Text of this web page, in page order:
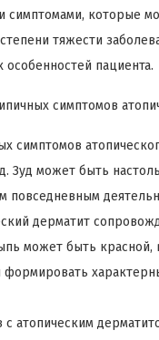
симптомами, которые
тяжести
особенностей пациента.
симптомов
симптомов
Зуд может быть
повседневным
дерматит
может быть красной,
атопическим